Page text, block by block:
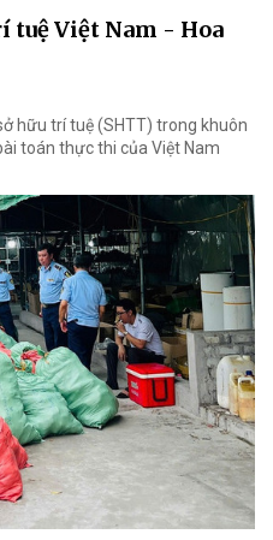
tuệ Việt Nam - Hoa
hữu trí tuệ (SHTT) trong khuôn
toán thực thi của Việt Nam